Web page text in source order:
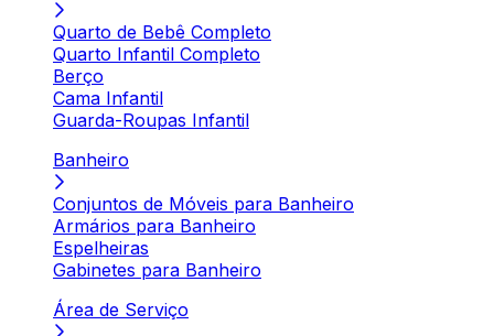
Quarto de Bebê Completo
Quarto Infantil Completo
Berço
Cama Infantil
Guarda-Roupas Infantil
Banheiro
Conjuntos de Móveis para Banheiro
Armários para Banheiro
Espelheiras
Gabinetes para Banheiro
Área de Serviço